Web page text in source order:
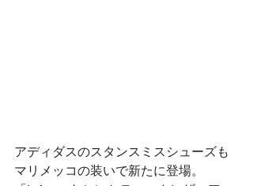
アディダスのスタンスミスシューズも
マリメッコの装いで新たに登場。